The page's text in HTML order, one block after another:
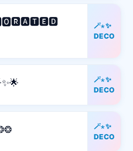
🪄⋆✨
DECO
🪄⋆✨
DECO
🪄⋆✨
DECO